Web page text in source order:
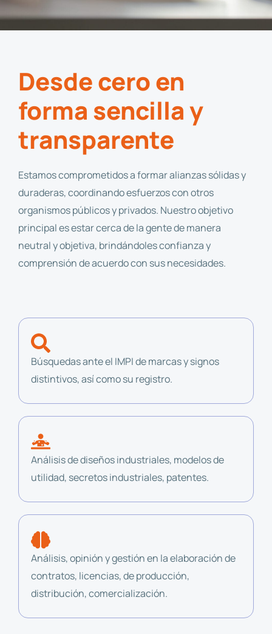
Desde cero en
forma sencilla y
transparente
Estamos comprometidos a formar alianzas sólidas y
duraderas, coordinando esfuerzos con otros
organismos públicos y privados. Nuestro objetivo
principal es estar cerca de la gente de manera
neutral y objetiva, brindándoles confianza y
comprensión de acuerdo con sus necesidades.
Búsquedas ante el IMPI de marcas y signos
distintivos, así como su registro.
Análisis de diseños industriales, modelos de
utilidad, secretos industriales, patentes.
Análisis, opinión y gestión en la elaboración de
contratos, licencias, de producción,
distribución, comercialización.